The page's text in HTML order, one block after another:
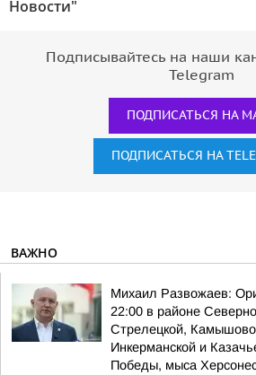
Новости"
Подписывайтесь на наши
Telegram
ПОДПИСАТЬСЯ НА
ПОДПИСАТЬСЯ НА
ВАЖНО
Михаил Развожаев:
22:00 в районе
Стрелецкой,
Инкерманской и
Победы, мыса